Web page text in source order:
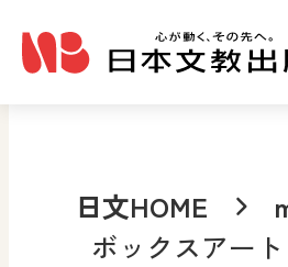
日文HOME
ボックスアート